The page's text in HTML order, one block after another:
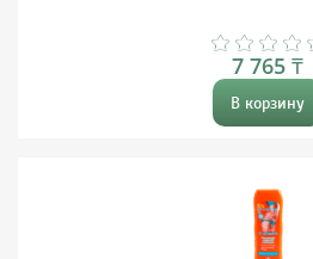
7 765 ₸
В корзину